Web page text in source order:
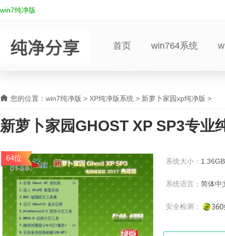
win7纯净版
首页 win764系统
您的位置： win7纯净版 > XP纯净版系统 > 新萝卜家园xp纯净版 >
新萝卜家园GHOST XP SP3专业
64位 系统大小： 1.36GB
系统语言： 简体中
安全检测：